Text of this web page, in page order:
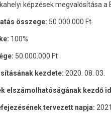
képzések megvalósítása a
összege: 50.000.000 Ft
100%
50.000.000 Ft
kezdete: 2020. 08. 03.
elszámolhatóságának kezdő
tervezett napja: